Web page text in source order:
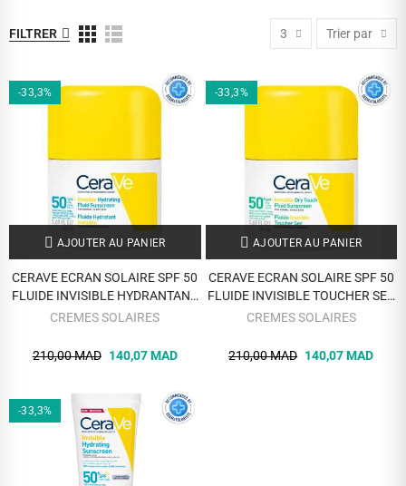
FILTRER 3 Trier par
-33,3%
AJOUTER AU PANIER
CERAVE ECRAN SOLAIRE SPF 50
FLUIDE INVISIBLE HYDRANTANT
50 ML
CREMES SOLAIRES
210,00 MAD 140,07 MAD
-33,3%
AJOUTER AU PANIER
CERAVE ECRAN SOLAIRE SPF 50
FLUIDE INVISIBLE TOUCHER SEC
50 ML
CREMES SOLAIRES
210,00 MAD 140,07 MAD
-33,3%